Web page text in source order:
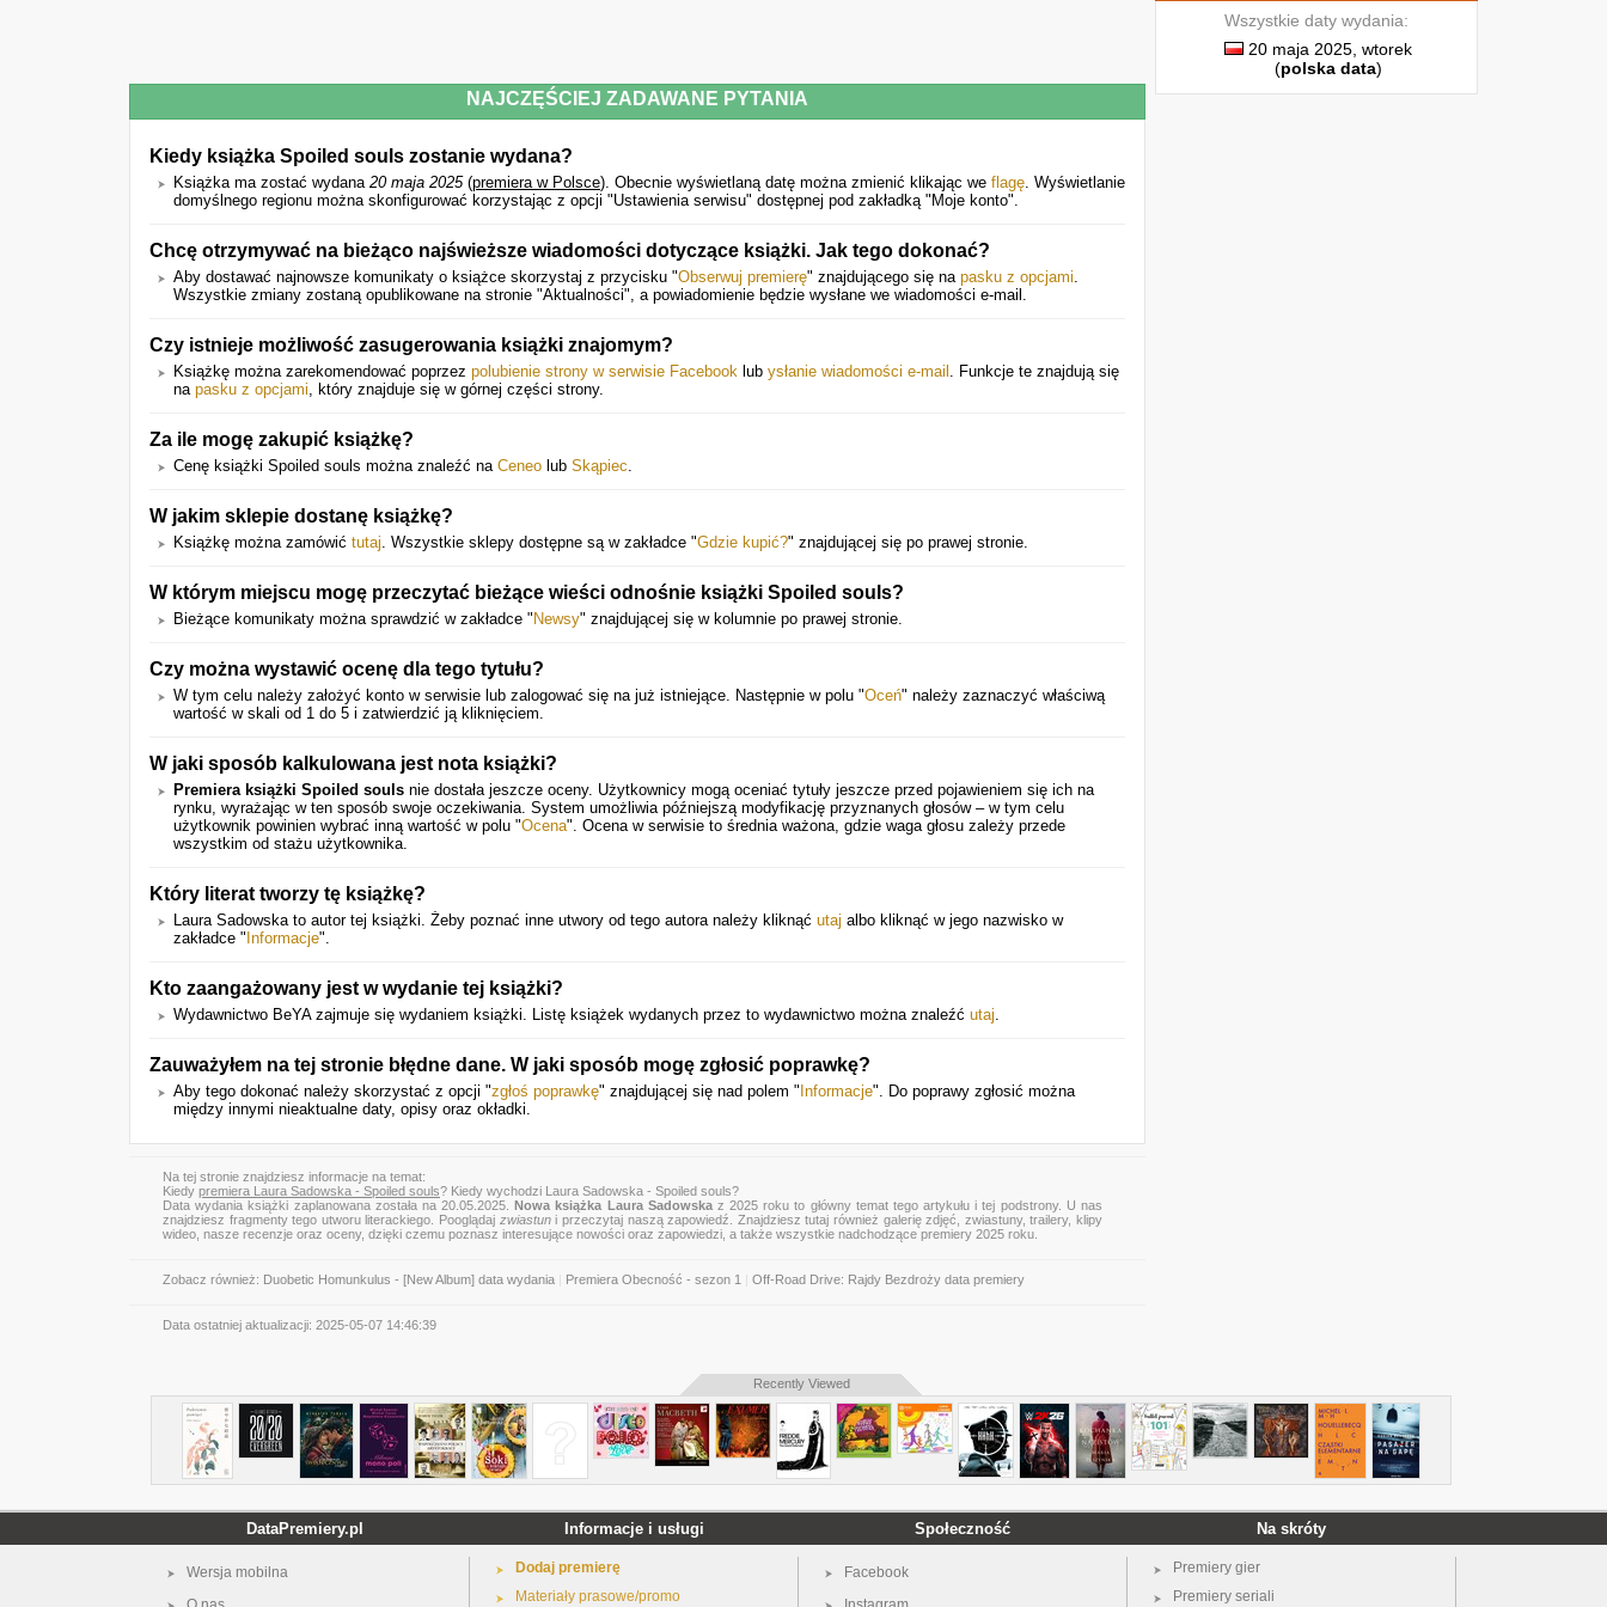
NAJCZĘŚCIEJ ZADAWANE PYTANIA
Kiedy książka Spoiled souls zostanie wydana?
Książka ma zostać wydana 20 maja 2025(premiera w Polsce). Obecnie wyświetlaną datę można zmienić klikając we flagę. Wyświetlanie
domyślnego regionu można skonfigurować korzystając z opcji "Ustawienia serwisu" dostępnej pod zakładką "Moje konto".
Chcę otrzymywać na bieżąco najświeższe wiadomości dotyczące książki. Jak tego dokonać?
Aby dostawać najnowsze komunikaty o książce skorzystaj z przycisku "Obserwuj premierę" znajdującego się na pasku z opcjami.
Wszystkie zmiany zostaną opublikowane na stronie "Aktualności", a powiadomienie będzie wysłane we wiadomości e-mail.
Czy istnieje możliwość zasugerowania książki znajomym?
Książkę można zarekomendować poprzez polubienie strony w serwisie Facebook lub ysłanie wiadomości e-mail . Funkcje te znajdują się
na pasku z opcjami, który znajduje się w górnej części strony.
Za ile mogę zakupić książkę?
Cenę książki Spoiled souls można znaleźć na Ceneo lub Skąpiec.
W jakim sklepie dostanę książkę?
Książkę można zamówić tutaj. Wszystkie sklepy dostępne są w zakładce "Gdzie kupić?" znajdującej się po prawej stronie.
W którym miejscu mogę przeczytać bieżące wieści odnośnie książki Spoiled souls?
Bieżące komunikaty można sprawdzić w zakładce " Newsy" znajdującej się w kolumnie po prawej stronie.
Czy można wystawić ocenę dla tego tytułu?
W tym celu należy założyć konto w serwisie lub zalogować się na już istniejące. Następnie w polu "Oceń" należy zaznaczyć właściwą
wartość w skali od 1 do 5 i zatwierdzić ją kliknięciem.
W jaki sposób kalkulowana jest nota książki?
Premiera książki Spoiled souls nie dostała jeszcze oceny. Użytkownicy mogą oceniać tytuły jeszcze przed pojawieniem się ich na
rynku, wyrażając w ten sposób swoje oczekiwania. System umożliwia późniejszą modyfikację przyznanych głosów – w tym celu
użytkownik powinien wybrać inną wartość w polu "Ocena". Ocena w serwisie to średnia ważona, gdzie waga głosu zależy przede
wszystkim od stażu użytkownika.
Który literat tworzy tę książkę?
Laura Sadowska to autor tej książki. Żeby poznać inne utwory od tego autora należy kliknąć utaj albo kliknąć w jego nazwisko w
zakładce " Informacje".
Kto zaangażowany jest w wydanie tej książki?
Wydawnictwo BeYA zajmuje się wydaniem książki. Listę książek wydanych przez to wydawnictwo można znaleźć utaj.
Zauważyłem na tej stronie błędne dane. W jaki sposób mogę zgłosić poprawkę?
Aby tego dokonać należy skorzystać z opcji "zgłoś poprawkę" znajdującej się nad polem " Informacje". Do poprawy zgłosić można
między innymi nieaktualne daty, opisy oraz okładki.
Na tej stronie znajdziesz informacje na temat:
Kiedy premiera Laura Sadowska - Spoiled souls? Kiedy wychodzi Laura Sadowska - Spoiled souls?
Data wydania książki zaplanowana została na 20.05.2025.Nowa książka Laura Sadowskaz 2025 roku to główny temat tego artykułu i tej podstrony. U nas
znajdziesz fragmenty tego utworu literackiego. Pooglądaj zwiastuni przeczytaj naszą zapowiedź. Znajdziesz tutaj również galerię zdjęć, zwiastuny, trailery, klipy
wideo, nasze recenzje oraz oceny, dzięki czemu poznasz interesujące nowości oraz zapowiedzi, a także wszystkie nadchodzące premiery 2025 roku.
Zobacz również: Duobetic Homunkulus - [New Album] data wydania Premiera Obecność - sezon 1 Off-Road Drive: Rajdy Bezdroży data premiery
Data ostatniej aktualizacji: 2025-05-07 14:46:39
Wszystkie daty wydania:
20 maja 2025, wtorek
(polska data)
Recently Viewed
DataPremiery.pl
Wersja mobilna
Informacje i usługi
Dodaj premierę
Materiały prasowe/promo
Społeczność
Facebook
Na skróty
Premiery gier
Premiery seriali